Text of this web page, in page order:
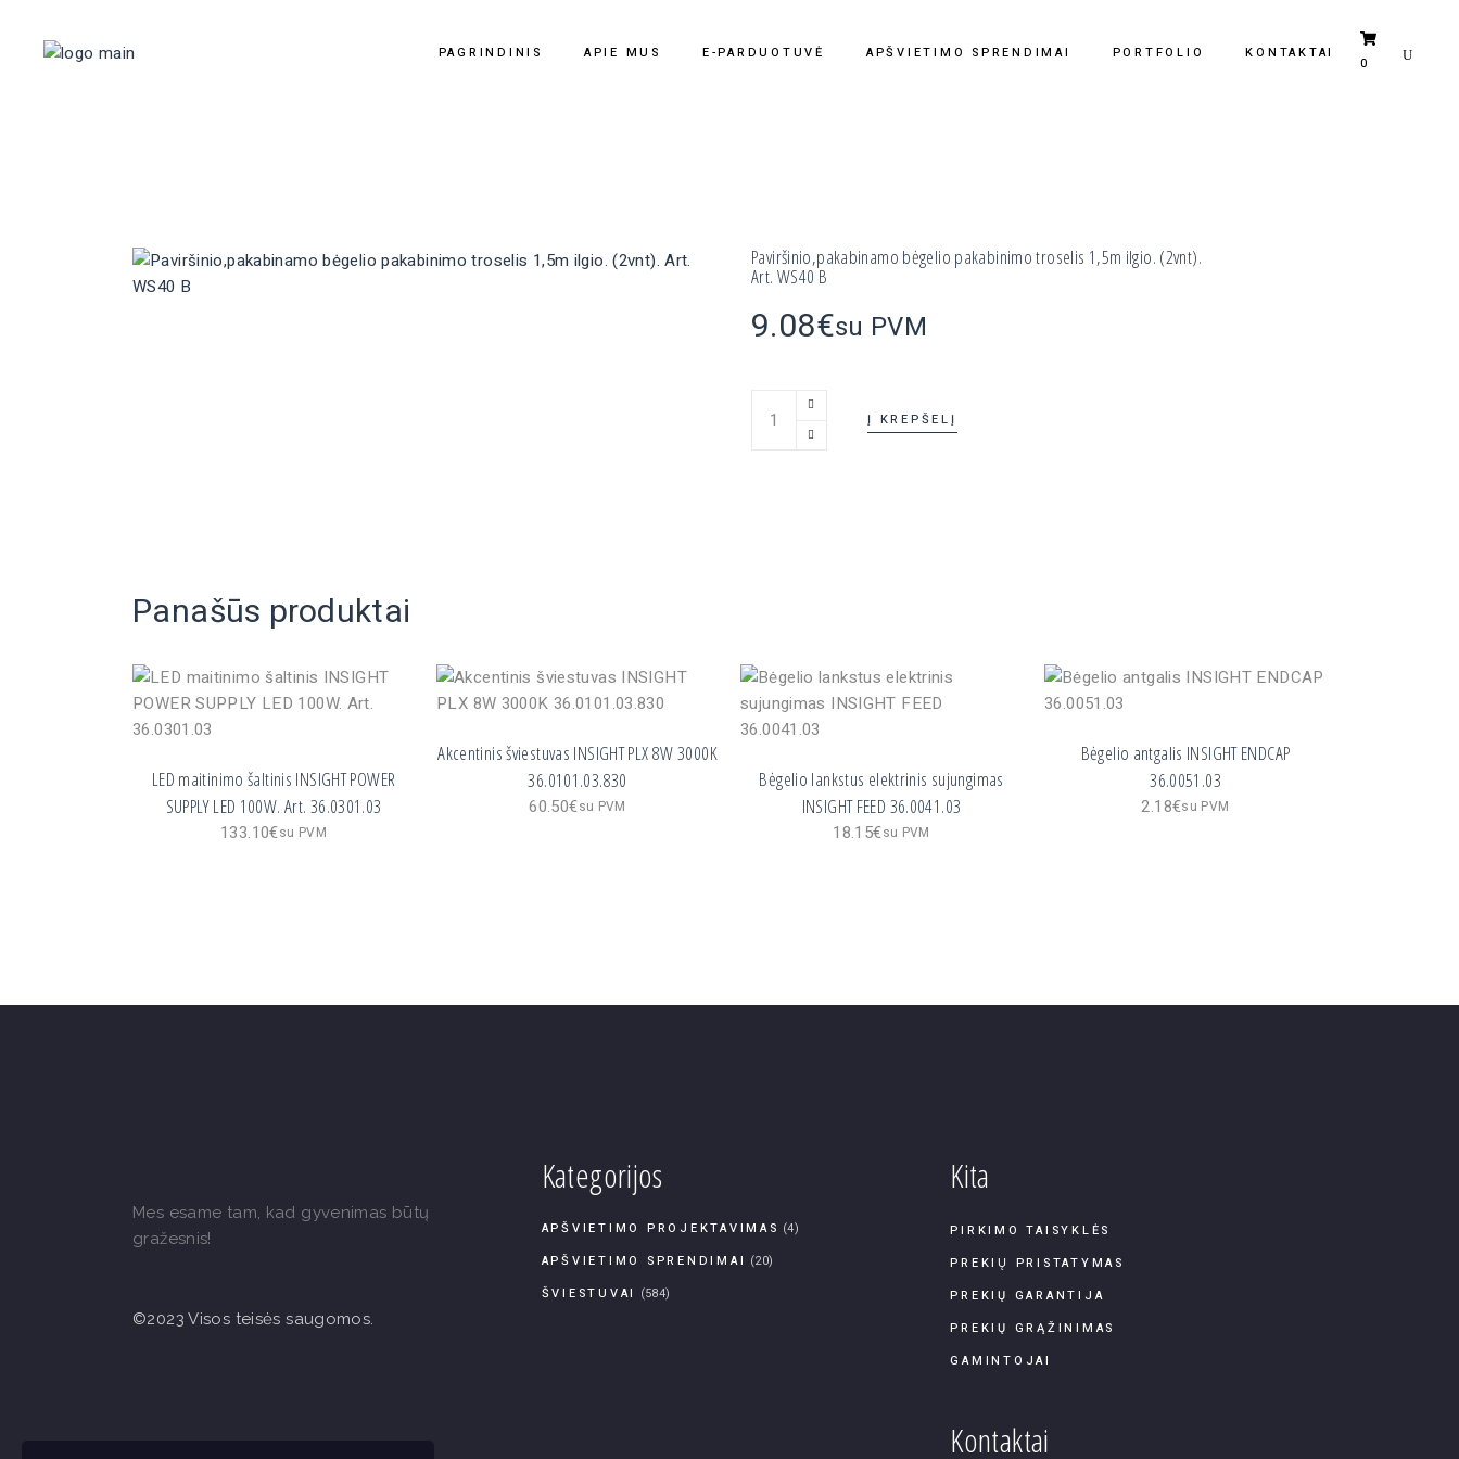
PAGRINDINIS APIE MUS E-PARDUOTUVĖ APŠVIETIMO SPRENDIMAI PORTFOLIO KONTAKTAI
0
Paviršinio,pakabinamo bėgelio pakabinimo troselis 1,5m ilgio. (2vnt).
Art. WS40 B
9.08€su PVM
Paviršinio,pakabinamo bėgelio pakabinimo troselis 1,5m ilgio. (2vnt). Art. WS40 B quantity
Į KREPŠELĮ
Panašūs produktai
LED maitinimo šaltinis INSIGHT POWER
SUPPLY LED 100W. Art. 36.0301.03
133.10€su PVM
Akcentinis šviestuvas INSIGHT PLX 8W 3000K
36.0101.03.830
60.50€su PVM
Bėgelio lankstus elektrinis sujungimas
INSIGHT FEED 36.0041.03
18.15€su PVM
Bėgelio antgalis INSIGHT ENDCAP
36.0051.03
2.18€su PVM
Mes esame tam, kad gyvenimas būtų
gražesnis!
©2023 Visos teisės saugomos.
Kategorijos
APŠVIETIMO PROJEKTAVIMAS (4)
APŠVIETIMO SPRENDIMAI (20)
ŠVIESTUVAI (584)
Kita
PIRKIMO TAISYKLĖS
PREKIŲ PRISTATYMAS
PREKIŲ GARANTIJA
PREKIŲ GRĄŽINIMAS
GAMINTOJAI
Kontaktai